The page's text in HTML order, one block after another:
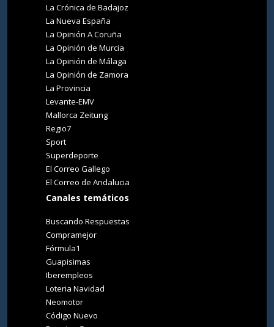
La Crónica de Badajoz
La Nueva España
La Opinión A Coruña
La Opinión de Murcia
La Opinión de Málaga
La Opinión de Zamora
La Provincia
Levante-EMV
Mallorca Zeitung
Regio7
Sport
Superdeporte
El Correo Gallego
El Correo de Andalucia
Canales temáticos
Buscando Respuestas
Compramejor
Fórmula1
Guapisimas
Iberempleos
Loteria Navidad
Neomotor
Código Nuevo